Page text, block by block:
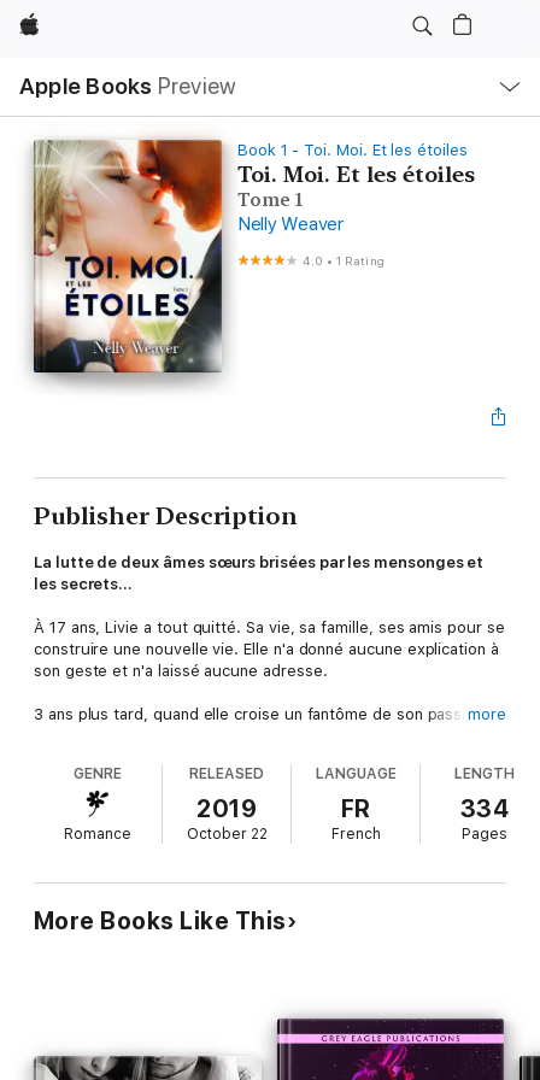
Apple
Apple Books Preview
Nav
Open
Menu
Book 1 - Toi. Moi. Et les étoiles
Toi. Moi. Et les étoiles
Tome 1
Nelly Weaver
4.0 •1 Rating
Publisher Description
La lutte de deux âmes sœurs brisées par les mensonges et
les secrets...
À 17 ans, Livie a tout quitté. Sa vie, sa famille, ses amis pour se
construire une nouvelle vie. Elle n'a donné aucune explication à
son geste et n'a laissé aucune adresse.
3 ans plus tard, quand elle croise un fantôme de son passé,
Alors qu'elle tente désespérément de ne pas rouvrir
d'anciennes blessures, Ethan va s'y engouffrer et demandera
des explications.
sorte ?
Qu’a-t-elle tenté de fuir, et pourquoi ?
more
GENRE
Romance
RELEASED
2019
October 22
LANGUAGE
FR
French
LENGTH
334
Pages
More Books Like This